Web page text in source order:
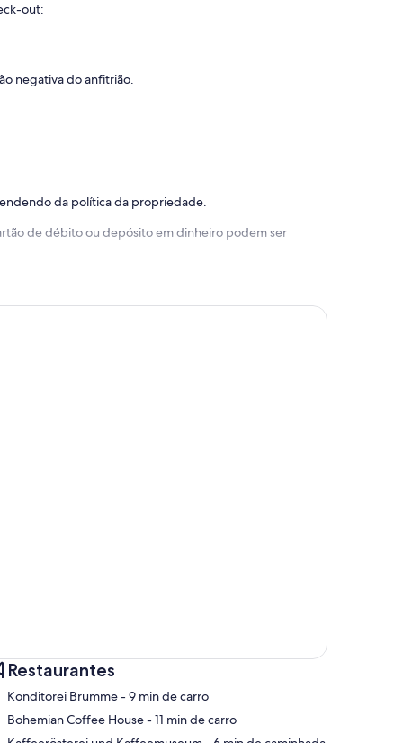
out:
negativa do anfitrião.
da política da propriedade.
de débito ou depósito em dinheiro podem ser
Restaurantes
‪Konditorei Brumme - ‬9 min de carro
‪Bohemian Coffee House - ‬11 min de carro